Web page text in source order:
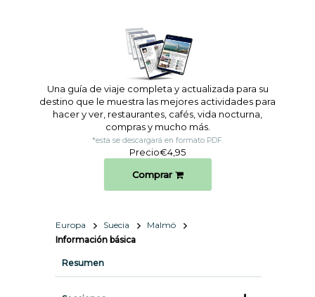
Una guía de viaje completa y actualizada para su
destino que le muestra las mejores actividades para
hacer y ver, restaurantes, cafés, vida nocturna,
compras y mucho más.
*esta se descargará en formato PDF.
Precio€4,95
Comprar
Europa Suecia
Malmö
Información básica
Resumen